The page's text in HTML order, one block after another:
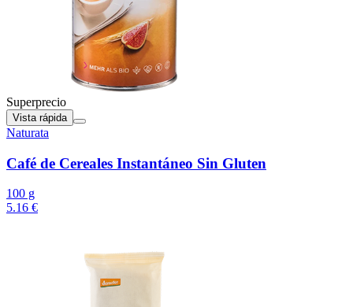
Superprecio
Vista rápida
Naturata
Café de Cereales Instantáneo Sin Gluten
100 g
5.16 €